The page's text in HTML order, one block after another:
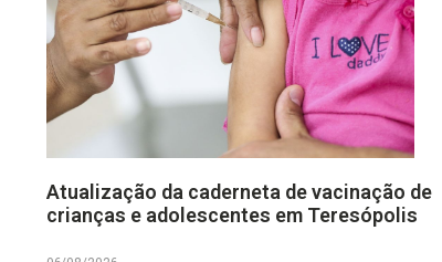
Atualização da caderneta de vacinação de
crianças e adolescentes em Teresópolis